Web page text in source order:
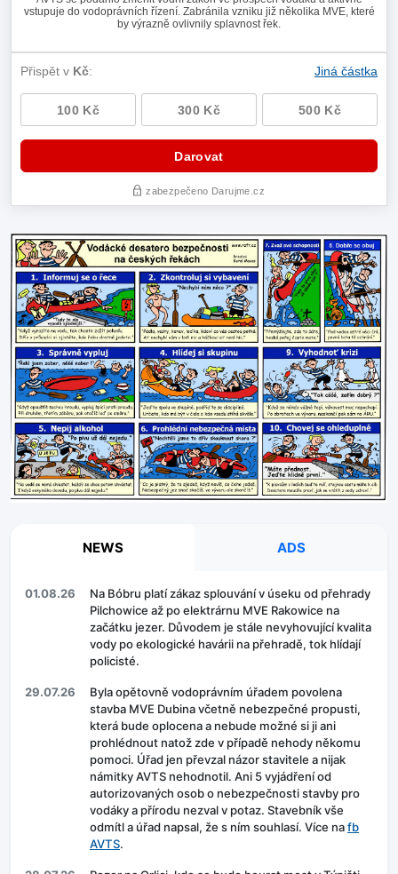
NEWS ADS
01.08.26
Na Bóbru platí zákaz splouvání v úseku od přehrady
Pilchowice až po elektrárnu MVE Rakowice na
začátku jezer. Důvodem je stále nevyhovující kvalita
vody po ekologické havárii na přehradě, tok hlídají
policisté.
29.07.26
Byla opětovně vodoprávním úřadem povolena
stavba MVE Dubina včetně nebezpečné propusti,
která bude oplocena a nebude možné si ji ani
prohlédnout natož zde v případě nehody někomu
pomoci. Úřad jen převzal názor stavitele a nijak
námitky AVTS nehodnotil. Ani 5 vyjádření od
autorizovaných osob o nebezpečnosti stavby pro
vodáky a přírodu nezval v potaz. Stavebník vše
odmítl a úřad napsal, že s ním souhlasí. Více nafb
AVTS.